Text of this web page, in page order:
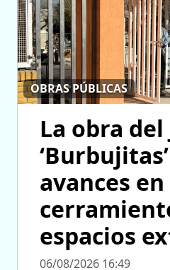
OBRAS PÚBLICAS
La obra del
avances en
espacios
06/08/2026 16:49